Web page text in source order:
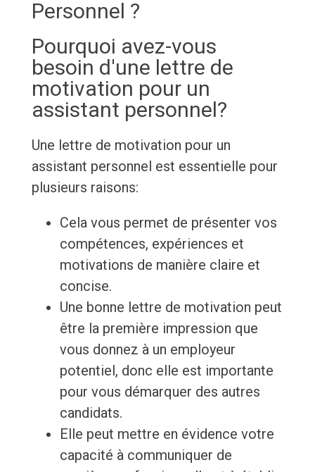
Personnel ?
Pourquoi avez-vous
besoin d'une lettre de
motivation pour un
assistant personnel?
Une lettre de motivation pour un
assistant personnel est essentielle pour
plusieurs raisons:
Cela vous permet de présenter vos
compétences, expériences et
motivations de manière claire et
concise.
Une bonne lettre de motivation peut
être la première impression que
vous donnez à un employeur
potentiel, donc elle est importante
pour vous démarquer des autres
candidats.
Elle peut mettre en évidence votre
capacité à communiquer de